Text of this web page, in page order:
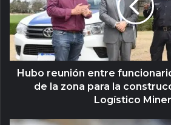
Hubo reunión entre
de la zona para la
Logístico